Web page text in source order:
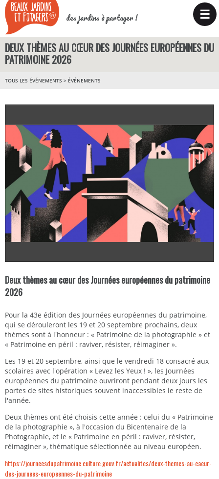
des jardins à partager ! ☰
DEUX THÈMES AU CŒUR DES JOURNÉES EUROPÉENNES DU
PATRIMOINE 2026
TOUS LES ÉVÉNEMENTS > ÉVÉNEMENTS
Deux thèmes au cœur des Journées européennes du patrimoine
2026
Pour la 43e édition des Journées européennes du patrimoine,
qui se dérouleront les 19 et 20 septembre prochains, deux
thèmes sont à l'honneur : « Patrimoine de la photographie » et
« Patrimoine en péril : raviver, résister, réimaginer ».
Les 19 et 20 septembre, ainsi que le vendredi 18 consacré aux
scolaires avec l'opération « Levez les Yeux ! », les Journées
européennes du patrimoine ouvriront pendant deux jours les
portes de sites historiques souvent inaccessibles le reste de
l'année.
Deux thèmes ont été choisis cette année : celui du « Patrimoine
de la photographie », à l'occasion du Bicentenaire de la
Photographie, et le « Patrimoine en péril : raviver, résister,
réimaginer », thématique sélectionnée au niveau européen.
https://journeesdupatrimoine.culture.gouv.fr/actualites/deux-themes-au-caeur-
des-journees-europeennes-du-patrimoine